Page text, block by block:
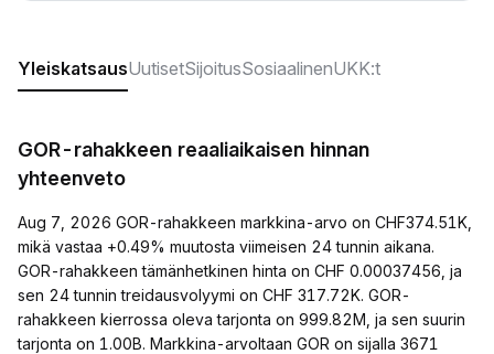
YleiskatsausUutisetSijoitusSosiaalinenUKK:t
GOR-rahakkeen reaaliaikaisen hinnan
yhteenveto
Aug 7, 2026 GOR-rahakkeen markkina-arvo on CHF374.51K,
mikä vastaa +0.49% muutosta viimeisen 24 tunnin aikana.
GOR-rahakkeen tämänhetkinen hinta on CHF 0.00037456, ja
sen 24 tunnin treidausvolyymi on CHF 317.72K. GOR-
rahakkeen kierrossa oleva tarjonta on 999.82M, ja sen suurin
tarjonta on 1.00B. Markkina-arvoltaan GOR on sijalla 3671